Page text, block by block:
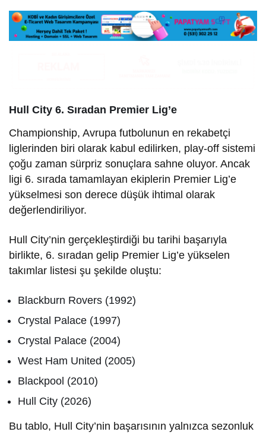
Hull City 6. Sıradan Premier Lig’e
Championship, Avrupa futbolunun en rekabetçi
liglerinden biri olarak kabul edilirken, play-off sistemi
çoğu zaman sürpriz sonuçlara sahne oluyor. Ancak
ligi 6. sırada tamamlayan ekiplerin Premier Lig’e
yükselmesi son derece düşük ihtimal olarak
değerlendiriliyor.
Hull City’nin gerçekleştirdiği bu tarihi başarıyla
birlikte, 6. sıradan gelip Premier Lig’e yükselen
takımlar listesi şu şekilde oluştu:
Blackburn Rovers (1992)
Crystal Palace (1997)
Crystal Palace (2004)
West Ham United (2005)
Blackpool (2010)
Hull City (2026)
Bu tablo, Hull City’nin başarısının yalnızca sezonluk